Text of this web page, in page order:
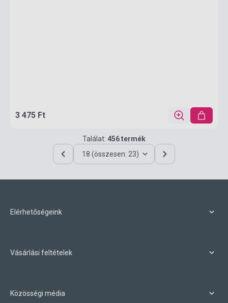
3 475 Ft
Találat: 456 termék
18 (összesen: 23)
Elérhetőségeink
Vásárlási feltételek
Közösségi média